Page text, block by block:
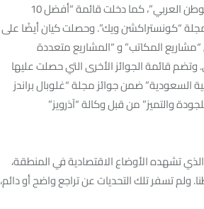
من مجلة فوربس الشرق الأوسط عن فئة “أفضل الشركات العقارية في الوطن العربي”، كما دخلت قائمة “أفضل 10
مجلس التعاون الخليجي للعام 2016” من قبل مجلة “كونستراكشن ويك”. وحصلت كيان أيضًا على
جوائز العقارات العربية 2015 – 2016 في فئتي “مشاريع المكاتب” و “المشاريع متعددة
وتضم قائمة الجوائز الأخرى التي حصلت عليها
السعودية” ضمن جوائز مجلة “غلوبال براندز
والتميز” من قبل وكالة “آذرويز”
تشهده الأوضاع الاقتصادية في المنطقة،
ولم تسفر تلك التحديات عن تراجع واضح أو دائم،